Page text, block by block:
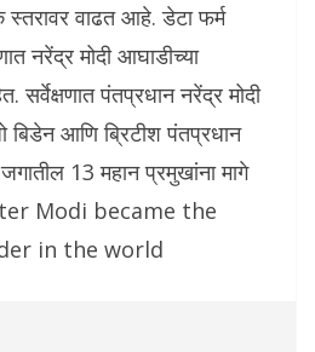
वाढत आहे. डेटा फर्म
नरेंद्र मोदी आघाडीच्या
सर्वेक्षणात पंतप्रधान नरेंद्र मोदी
बिडेन आणि ब्रिटीश पंतप्रधान
13 महान प्रमुखांना मागे
Modi became the
in the world